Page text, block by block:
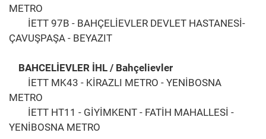
METRO
İETT 97B - BAHÇELİEVLER DEVLET HASTANESİ-
ÇAVUŞPAŞA - BEYAZIT
BAHCELİEVLER İHL / Bahçelievler
İETT MK43 - KİRAZLI METRO - YENİBOSNA
METRO
İETT HT11 - GİYİMKENT - FATİH MAHALLESİ -
YENİBOSNA METRO